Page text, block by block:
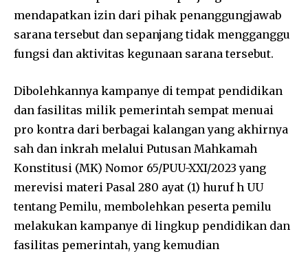
mendapatkan izin dari pihak penanggungjawab
sarana tersebut dan sepanjang tidak mengganggu
fungsi dan aktivitas kegunaan sarana tersebut.
Dibolehkannya kampanye di tempat pendidikan
dan fasilitas milik pemerintah sempat menuai
pro kontra dari berbagai kalangan yang akhirnya
sah dan inkrah melalui Putusan Mahkamah
Konstitusi (MK) Nomor 65/PUU-XXI/2023 yang
merevisi materi Pasal 280 ayat (1) huruf h UU
tentang Pemilu, membolehkan peserta pemilu
melakukan kampanye di lingkup pendidikan dan
fasilitas pemerintah, yang kemudian